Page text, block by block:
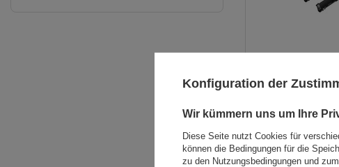
Konfiguration der
Wir kümmern uns um Ihre
Diese Seite nutzt Cookies für
können die Bedingungen für die
zu den Nutzungsbedingungen und